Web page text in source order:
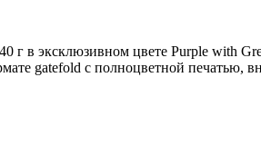
г в эксклюзивном цвете Purple with
gatefold с полноцветной печатью,